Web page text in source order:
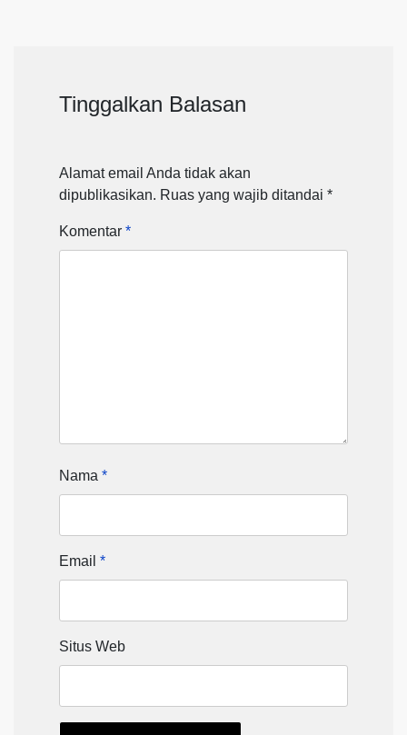
Tinggalkan Balasan
Alamat email Anda tidak akan
dipublikasikan. Ruas yang wajib ditandai *
Komentar *
Nama *
Email *
Situs Web